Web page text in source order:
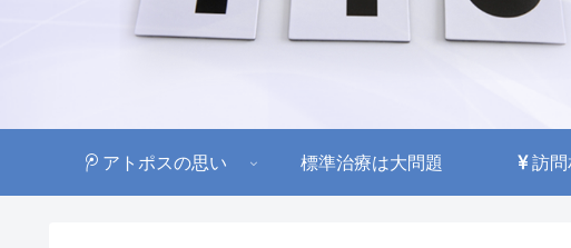
アトポスの思い 標準治療は大問題 訪問